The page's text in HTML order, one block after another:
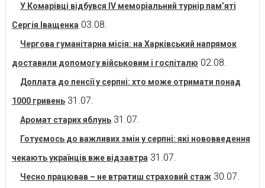
У Комарівці відбувся IV меморіальний турнір пам’яті
Сергія Іващенка 03.08.
Чергова гуманітарна місія: на Харківський напрямок
доставили допомогу військовим і госпіталю 02.08.
Доплата до пенсії у серпні: хто може отримати понад
1000 гривень 31.07.
Аромат старих яблунь 31.07.
Готуємось до важливих змін у серпні: які нововведення
чекають українців вже відзавтра 31.07.
Чесно працював – не втратиш страховий стаж 30.07.